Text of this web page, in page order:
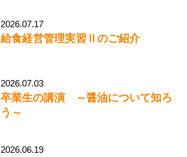
2026.07.17
給食経営管理実習Ⅱのご紹介
2026.07.03
卒業生の講演 ～醤油について知ろ
う～
2026.06.19